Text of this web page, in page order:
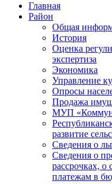
Главная
Район
Общая
История
Оценка
экспертиза
Экономика
Управление
Опросы
Продажа
МУП
развитие
Сведения о
Сведения о
рассрочках, о
платежам в